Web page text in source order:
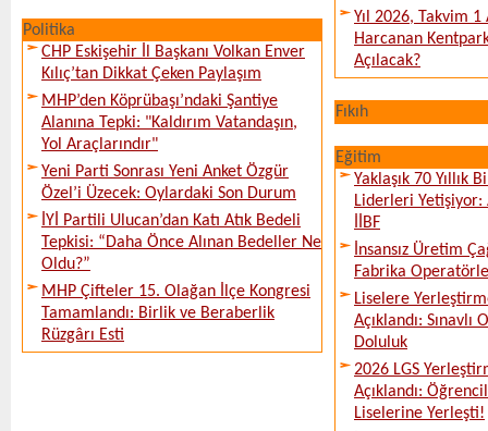
Politika
CHP Eskişehir İl Başkanı Volkan Enver
Kılıç’tan Dikkat Çeken Paylaşım
MHP’den Köprübaşı’ndaki Şantiye
Alanına Tepki: "Kaldırım Vatandaşın,
Yol Araçlarındır"
Yeni Parti Sonrası Yeni Anket Özgür
Özel’i Üzecek: Oylardaki Son Durum
İYİ Partili Ulucan’dan Katı Atık Bedeli
Tepkisi: “Daha Önce Alınan Bedeller Ne
Oldu?”
MHP Çifteler 15. Olağan İlçe Kongresi
Tamamlandı: Birlik ve Beraberlik
Rüzgârı Esti
Yıl 2026, Takvim
Harcanan
Açılacak?
Fıkıh
Eğitim
Yaklaşık 70 Yıllık
Liderleri
İİBF
İnsansız Üretim
Fabrika
Liselere
Açıklandı:
Doluluk
2026 LGS
Açıklandı:
Liselerine Yerleşti!